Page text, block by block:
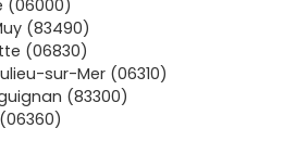
: achat en
de2–3 %
possibles (ex.
pour booster la rentabilité.
neufs
(06000)
(83490)
(06830)
sur-Mer (06310)
(83300)